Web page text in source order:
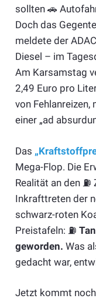
sollten 🚗
Doch das
meldete der
Diesel – im
Am Karsamstag
2,49 Euro pro
von Fehlanreizen,
einer „ad
Das
Mega-Flop. Die
Realität an den
Inkrafttreten der
schwarz-roten
Preistafeln: ⛽️
geworden. Was
gedacht war,
Jetzt kommt